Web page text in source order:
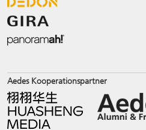
Aedes Kooperationspartner